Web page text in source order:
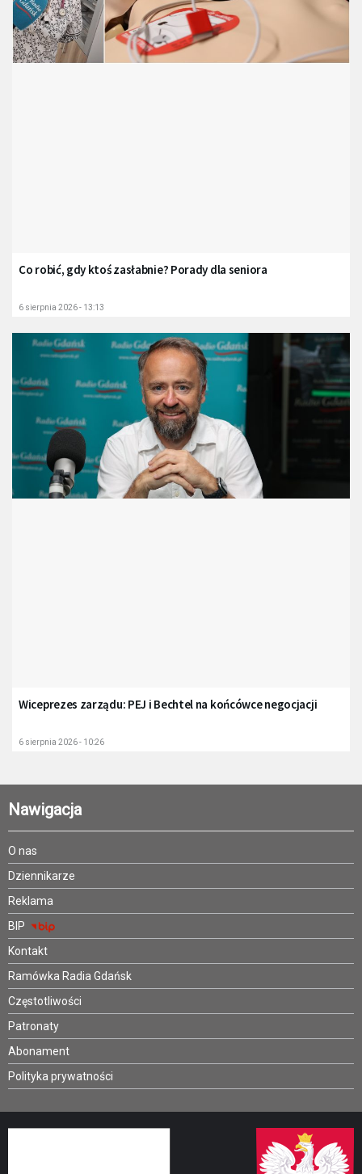
Co robić, gdy ktoś zasłabnie? Porady dla seniora
6 sierpnia 2026 - 13:13
Wiceprezes zarządu: PEJ i Bechtel na końcówce negocjacji
6 sierpnia 2026 - 10:26
Nawigacja
O nas
Dziennikarze
Reklama
BIP
Kontakt
Ramówka Radia Gdańsk
Częstotliwości
Patronaty
Abonament
Polityka prywatności